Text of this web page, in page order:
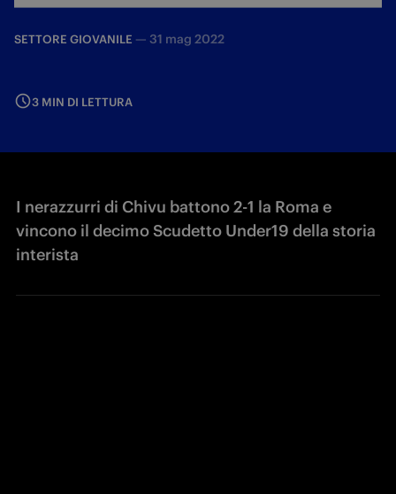
SETTORE GIOVANILE — 31 mag 2022
3 MIN DI LETTURA
I nerazzurri di Chivu battono 2-1 la Roma e
vincono il decimo Scudetto Under19 della storia
interista